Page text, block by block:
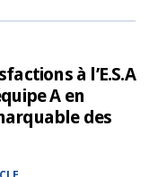
à l’E.S.A
A en
des